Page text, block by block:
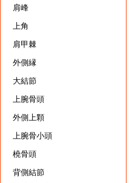
肩峰
上角
肩甲棘
外側縁
大結節
上腕骨頭
外側上顆
上腕骨小頭
橈骨頭
背側結節